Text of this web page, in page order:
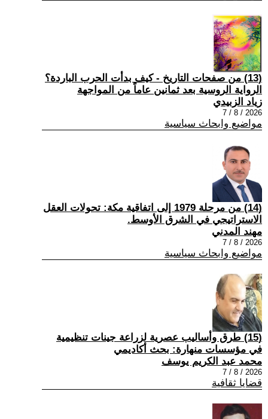
(13) من صفحات التاريخ - كيف بدأت الحرب الباردة؟
الرواية الروسية بعد ثمانين عاماً من المواجهة
زياد الزبيدي
2026 / 8 / 7
مواضيع وابحاث سياسية
(14) من مرحلة 1979 إلى اتفاقية مكة: تحولات العقل
الاستراتيجي في الشرق الأوسط.
مهند المدني
2026 / 8 / 7
مواضيع وابحاث سياسية
(15) طرق وأساليب عصرية لزراعة جينات تنظيمية
في مؤسسات منهارة: بحث أكاديمي
محمد عبد الكريم يوسف
2026 / 8 / 7
قضايا ثقافية